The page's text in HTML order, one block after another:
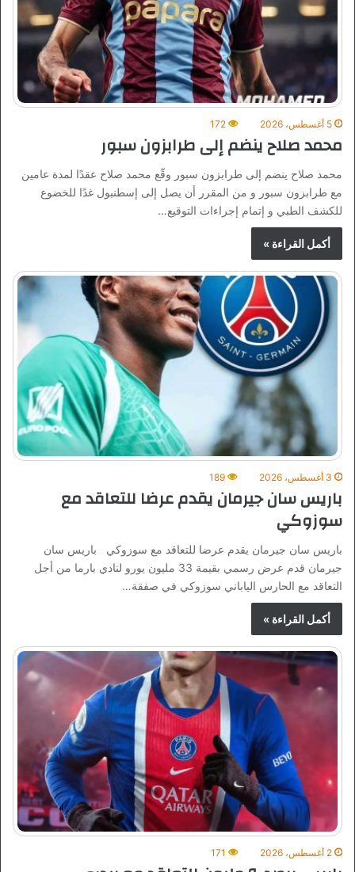
5 أغسطس، 2026 172
محمد صلاح ينضم إلى طرابزون سبور
محمد صلاح ينضم إلى طرابزون سبور وقّع محمد صلاح عقدًا لمدة عامين
مع طرابزون سبور و من المقرر أن يصل إلى إسطنبول غدًا للخضوع
للكشف الطبي و إتمام إجراءات التوقيع…
أكمل القراءة »
3 أغسطس، 2026 189
باريس سان جيرمان يقدم عرضا للتعاقد مع
سوزوكي
باريس سان جيرمان يقدم عرضا للتعاقد مع سوزوكي باريس سان
جيرمان قدم عرض رسمي بقيمة 33 مليون يورو لنادي بارما من أجل
التعاقد مع الحارس الياباني سوزوكي في صفقة…
أكمل القراءة »
2 أغسطس، 2026 171